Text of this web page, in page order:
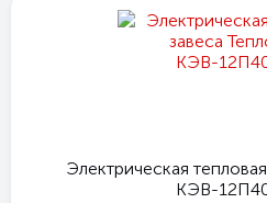
Электрическая
КЭВ-